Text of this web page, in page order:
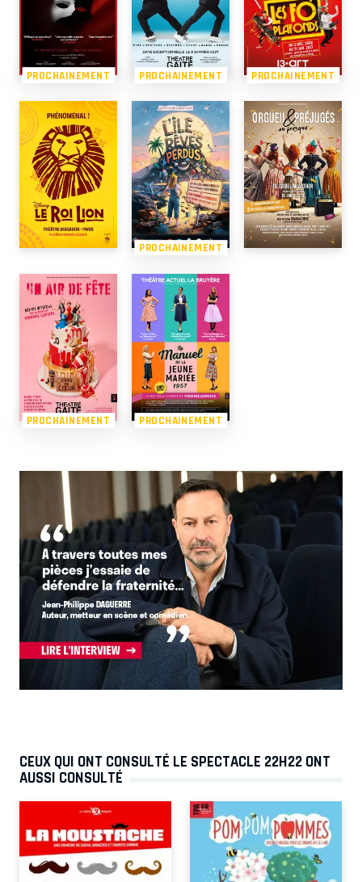
PROCHAINEMENT PROCHAINEMENT PROCHAINEMENT
PROCHAINEMENT
PROCHAINEMENT PROCHAINEMENT
CEUX QUI ONT CONSULTÉ LE SPECTACLE 22H22 ONT
AUSSI CONSULTÉ